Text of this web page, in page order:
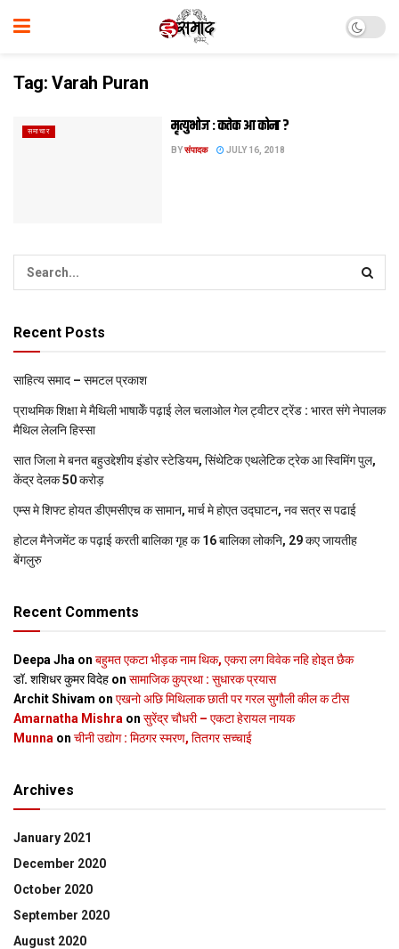
Tag: Varah Puran
समाचार मृत्‍युभोज : कतेक आ कोना ?
BYसंपादक JULY 16, 2018
Recent Posts
साहित्य समाद – समटल प्रकाश
प्राथमिक शि‍क्षा मे मैथि‍ली भाषाकेँ पढ़ाई लेल चलाओल गेल ट्वीटर ट्रेंड : भारत संगे नेपालक
मैथिल लेलनि हिस्सा
सात जिला मे बनत बहुउद्देशीय इंडोर स्‍टेडि‍यम, सिंथेटिक एथलेटिक ट्रेक आ स्विमिंग पुल,
केंद्र देलक 50 करोड़
एम्स मे शिफ्ट होयत डीएमसीएच क सामान, मार्च मे होएत उद्घाटन, नव सत्र स पढाई
होटल मैनेजमेंट क पढ़ाई करती बालिका गृह क 16 बालिका लोकनि, 29 कए जायतीह
बेंगलुरु
Recent Comments
Deepa Jha on बहुमत एकटा भीड़क नाम थिक, एकरा लग विवेक नहि होइत छैक
डॉ. शशिधर कुमर विदेह on सामाजिक कुप्रथा : सुधारक प्रयास
Archit Shivam on एखनो अछि मिथिलाक छाती पर गरल सुगौली कील क टीस
Amarnatha Mishra on सुरेंद्र चौधरी – एकटा हेरायल नायक
Munna on चीनी उद्योग : मिठगर स्‍मरण, तितगर सच्‍चाई
Archives
January 2021
December 2020
October 2020
September 2020
August 2020